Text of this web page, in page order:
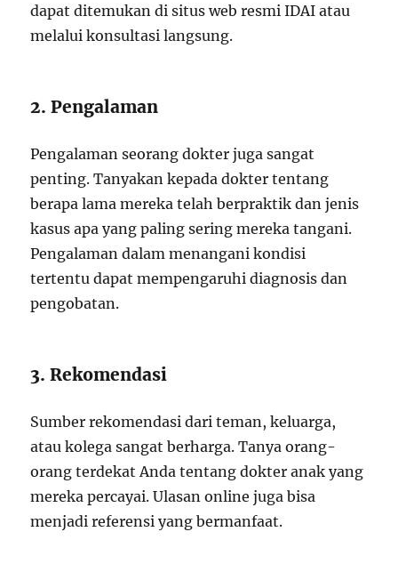
dapat ditemukan di situs web resmi IDAI atau
melalui konsultasi langsung.
2. Pengalaman
Pengalaman seorang dokter juga sangat
penting. Tanyakan kepada dokter tentang
berapa lama mereka telah berpraktik dan jenis
kasus apa yang paling sering mereka tangani.
Pengalaman dalam menangani kondisi
tertentu dapat mempengaruhi diagnosis dan
pengobatan.
3. Rekomendasi
Sumber rekomendasi dari teman, keluarga,
atau kolega sangat berharga. Tanya orang-
orang terdekat Anda tentang dokter anak yang
mereka percayai. Ulasan online juga bisa
menjadi referensi yang bermanfaat.